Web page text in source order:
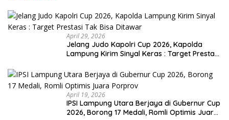
April 29, 2026
Jelang Judo Kapolri Cup 2026, Kapolda
Lampung Kirim Sinyal Keras : Target Prestasi
April 19, 2026
IPSI Lampung Utara Berjaya di Gubernur Cup
2026, Borong 17 Medali, Romli Optimis Juara